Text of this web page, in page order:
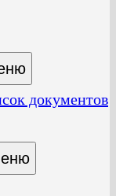
документов